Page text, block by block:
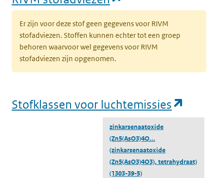
Er zijn voor deze stof geen gegevens voor RIVM
stofadviezen. Stoffen kunnen echter tot een groep
behoren waarvoor wel gegevens voor RIVM
stofadviezen zijn opgenomen.
Stofklassen voor luchtemissies
zinkarsenaatoxide
(Zn5(AsO3)4O...
(zinkarsenaatoxide
(Zn5(AsO3)4O3), tetrahydraat)
(1303-39-5)